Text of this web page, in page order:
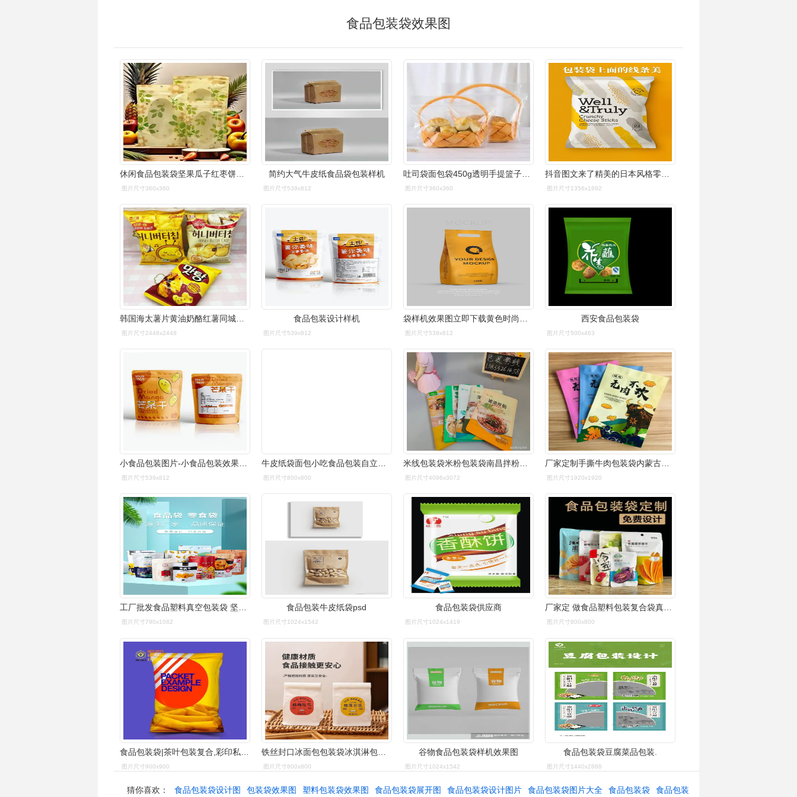
食品包装袋效果图
休闲食品包装袋坚果瓜子红枣饼干牛轧糖自封袋开心果核桃透明袋
图片尺寸360x360
简约大气牛皮纸食品袋包装样机
图片尺寸539x812
吐司袋面包袋450g透明手提篮子自封袋子烘焙食品包装袋100个-阿里巴巴
图片尺寸360x360 图片尺寸1356x1892
韩国海太薯片黄油奶酪红薯同城袋装奶酪味食品膨化营养包装口优惠券
图片尺寸2448x2448
食品包装设计样机
图片尺寸539x812 图片尺寸539x812
西安食品包装袋
图片尺寸500x463
小食品包装图片-小食品包装效果图-小食品包装设计素材下载-众图网
图片尺寸539x812 图片尺寸800x800
米线包装袋米粉包装袋南昌拌粉包装袋镀铝复合包装袋您选对了吗
图片尺寸4096x3072 图片尺寸1920x1920
工厂批发食品塑料真空包装袋 坚果零食牛皮纸袋 自立自封袋制作
图片尺寸790x1082
食品包装牛皮纸袋psd
图片尺寸1024x1542
食品包装袋供应商
图片尺寸1024x1419
厂家定 做食品塑料包装复合袋真空袋牛皮纸自封自立袋设计印logo
图片尺寸800x800
食品包装袋|茶叶包装复合,彩印私人定制定制定做薯条包装袋防油可充气
图片尺寸900x900
铁丝封口冰面包包装袋冰淇淋包棉纸袋烘焙包装简约包装食品纸打包
图片尺寸800x800
谷物食品包装袋样机效果图
图片尺寸1024x1542
食品包装袋豆腐菜品包装.
图片尺寸1440x2888
猜你喜欢： 食品包装袋设计图 包装袋效果图 塑料包装袋效果图 食品包装袋展开图 食品包装袋设计图片 食品包装袋图片大全 食品包装袋 食品包装